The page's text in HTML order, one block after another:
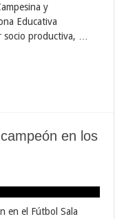
y
Educativa
socio productiva, …
en los
en el Fútbol Sala